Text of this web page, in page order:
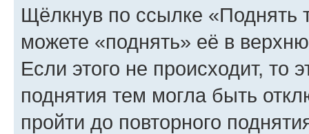
Щёлкнув по ссылке «Поднять
можете «поднять» её в
Если этого не происходит, то
поднятия тем могла быть
пройти до повторного